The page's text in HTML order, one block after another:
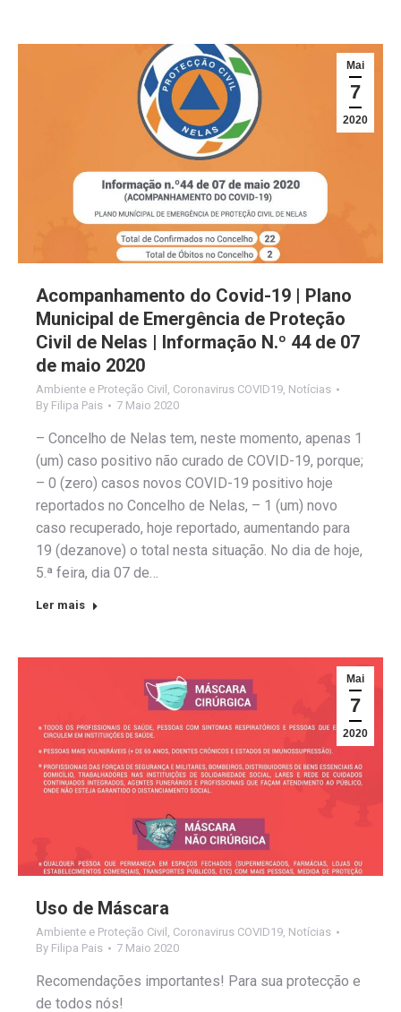
Mai
7
2020
Acompanhamento do Covid-19 | Plano
Municipal de Emergência de Proteção
Civil de Nelas | Informação N.º 44 de 07
de maio 2020
Ambiente e Proteção Civil Coronavirus COVID19 Notícias
By Filipa Pais 7 Maio 2020
– Concelho de Nelas tem, neste momento, apenas 1
(um) caso positivo não curado de COVID-19, porque;
– 0 (zero) casos novos COVID-19 positivo hoje
reportados no Concelho de Nelas, – 1 (um) novo
caso recuperado, hoje reportado, aumentando para
19 (dezanove) o total nesta situação. No dia de hoje,
5.ª feira, dia 07 de…
Ler mais
Mai
7
2020
Uso de Máscara
Ambiente e Proteção Civil , Coronavirus COVID19, Notícias
By Filipa Pais 7 Maio 2020
Recomendações importantes! Para sua protecção e
de todos nós!